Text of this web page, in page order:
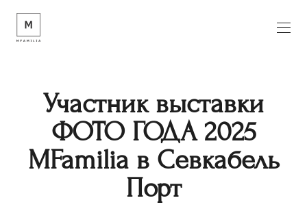
Участник выставки
ФОТО ГОДА 2025
MFamilia в Севкабель
Порт